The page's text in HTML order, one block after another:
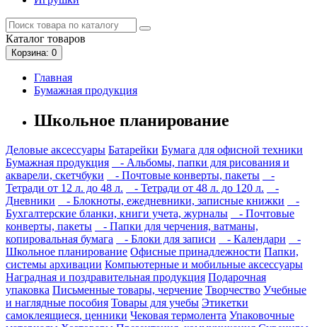
Каталог товаров
Корзина: 0
Главная
Бумажная продукция
Школьное планирование
Деловые аксессуары Батарейки Бумага для офисной техники
Бумажная продукция
- Альбомы, папки для рисования и
акварели, скетчбуки
- Почтовые конверты, пакеты
-
Тетради от 12 л. до 48 л.
- Тетради от 48 л. до 120 л.
-
Дневники
- Блокноты, ежедневники, записные книжки
-
Бухгалтерские бланки, книги учета, журналы
- Почтовые
конверты, пакеты
- Папки для черчения, ватманы,
копировальная бумага
- Блоки для записи - Календари
-
Школьное планирование Офисные принадлежности Папки,
системы архивации Компьютерные и мобильные аксессуары
Наградная и поздравительная продукция Подарочная
упаковка Письменные товары, черчение Творчество Учебные
и наглядные пособия Товары для учебы Этикетки
самоклеящиеся, ценники Чековая термолента Упаковочные